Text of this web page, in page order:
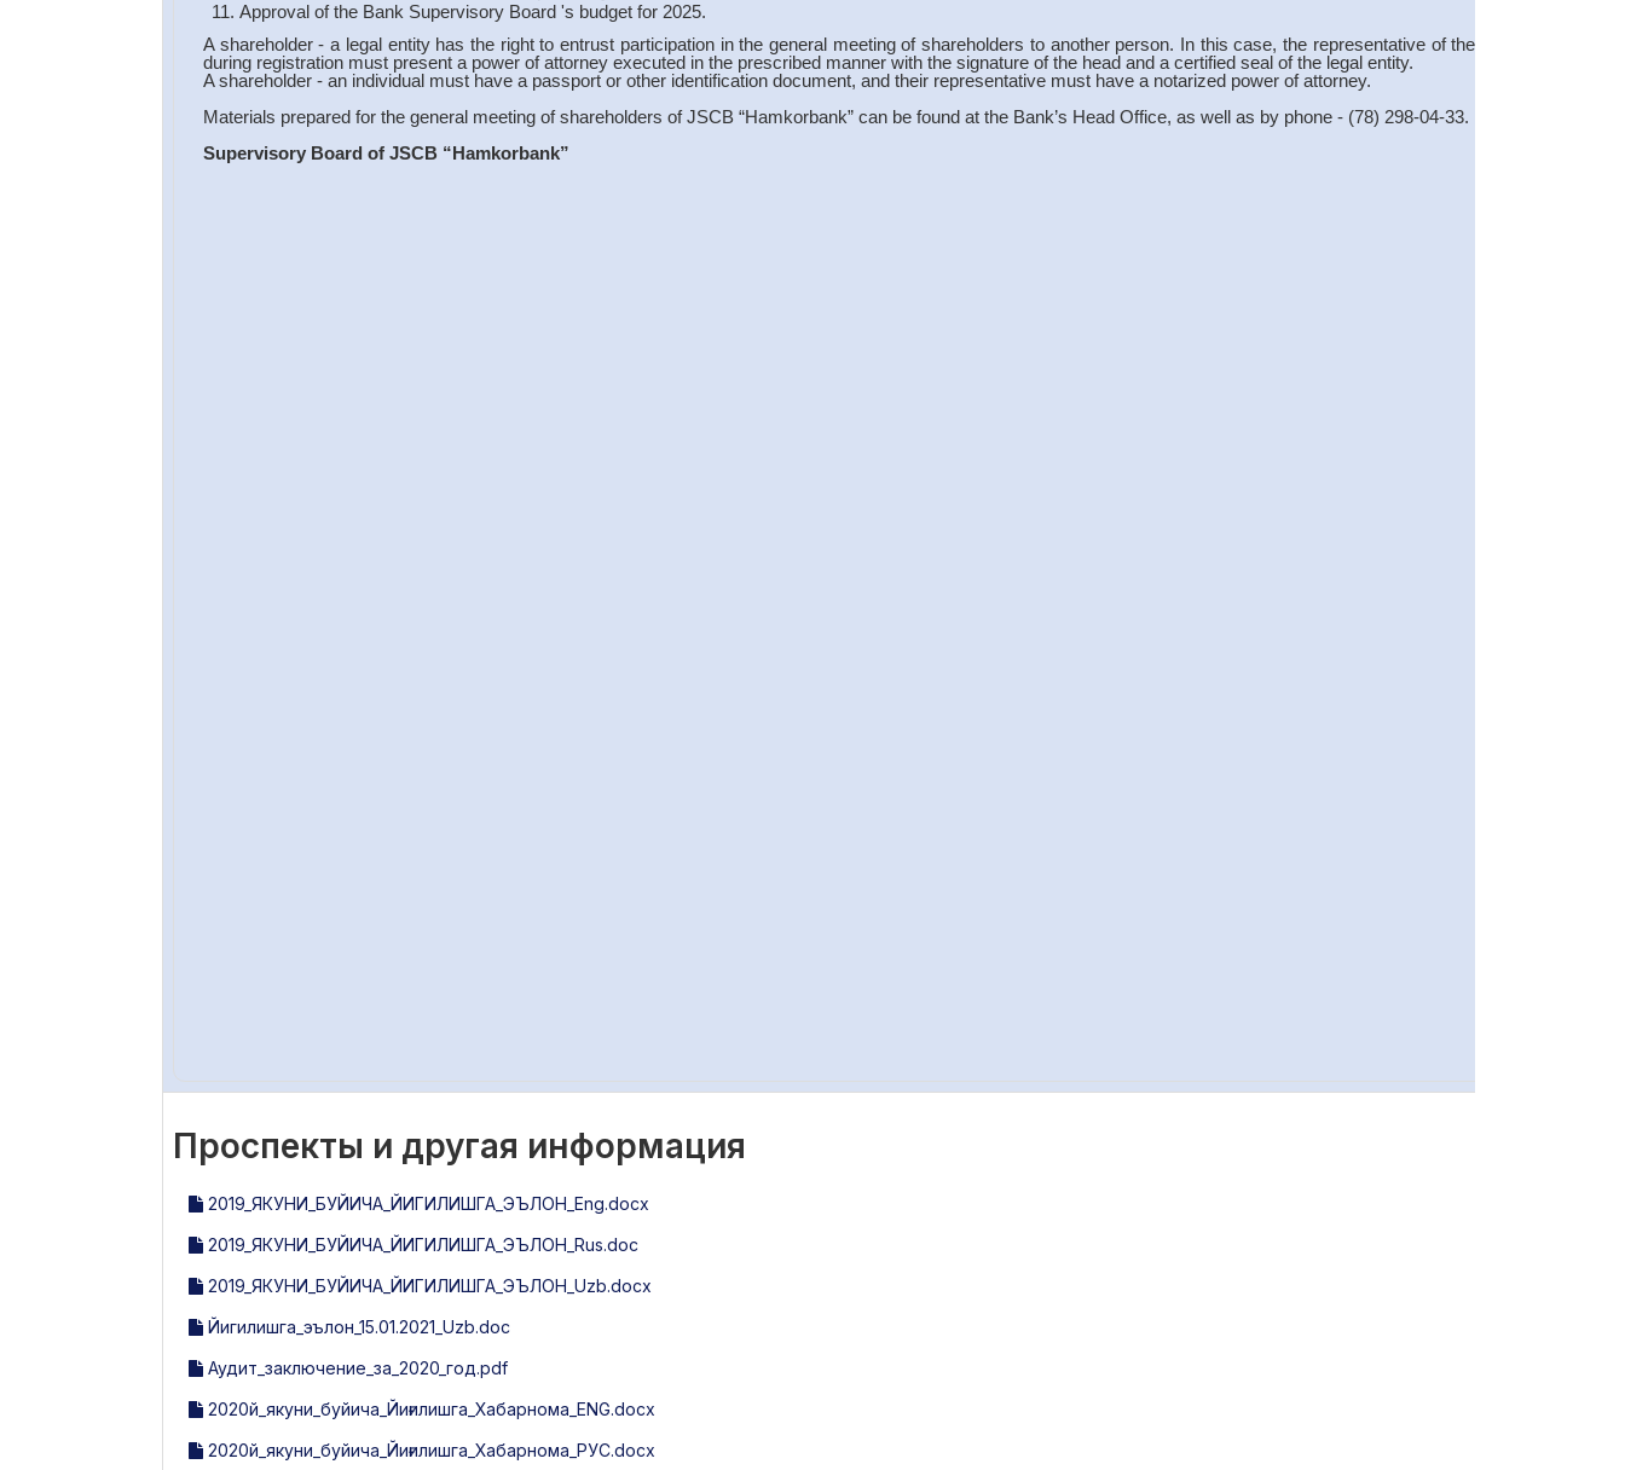
Approval of the Bank Supervisory Board 's budget for 2025.
A shareholder - a legal entity has the right to entrust participation in the general meeting of shareholders to another person. In this case, the representative of the shareholder
during registration must present a power of attorney executed in the prescribed manner with the signature of the head and a certified seal of the legal entity.
A shareholder - an individual must have a passport or other identification document, and their representative must have a notarized power of attorney.
Materials prepared for the general meeting of shareholders of JSCB “Hamkorbank” can be found at the Bank’s Head Office, as well as by phone - (78) 298-04-33.
Supervisory Board of JSCB “Hamkorbank”
Проспекты и другая информация
2019_ЯКУНИ_БУЙИЧА_ЙИГИЛИШГА_ЭЪЛОН_Eng.docx
2019_ЯКУНИ_БУЙИЧА_ЙИГИЛИШГА_ЭЪЛОН_Rus.doc
2019_ЯКУНИ_БУЙИЧА_ЙИГИЛИШГА_ЭЪЛОН_Uzb.docx
Йигилишга_эълон_15.01.2021_Uzb.doc
Аудит_заключение_за_2020_год.pdf
2020й_якуни_буйича_Йиғилишга_Хабарнома_ENG.docx
2020й_якуни_буйича_Йиғилишга_Хабарнома_РУС.docx